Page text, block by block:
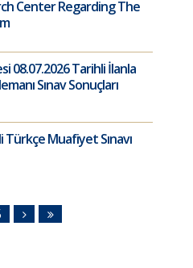
Center Regarding The
08.07.2026 Tarihli İlanla
Sınav Sonuçları
Türkçe Muafiyet Sınavı